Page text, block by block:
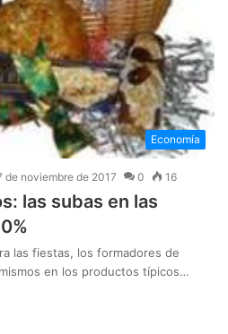
Economía
de noviembre de 2017 0 16
las subas en las
las fiestas, los formadores de
en los productos típicos…